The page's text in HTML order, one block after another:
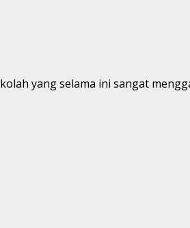
yang selama ini sangat